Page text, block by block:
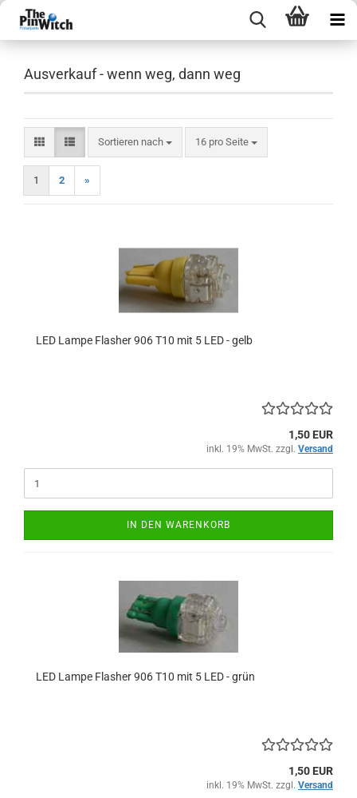
Ausverkauf - wenn weg, dann weg
Sortieren nach
Sortieren nach 16 pro Seite
pro Seite
1 2 »
LED Lampe Flasher 906 T10 mit 5 LED - gelb
1,50 EUR
inkl. 19% MwSt. zzgl. Versand
IN DEN WARENKORB
LED Lampe Flasher 906 T10 mit 5 LED - grün
1,50 EUR
inkl. 19% MwSt. zzgl. Versand